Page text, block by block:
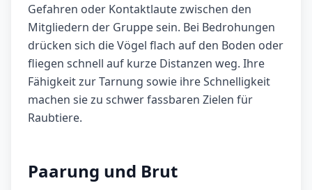
Gefahren oder Kontaktlaute zwischen den
Mitgliedern der Gruppe sein. Bei Bedrohungen
drücken sich die Vögel flach auf den Boden oder
fliegen schnell auf kurze Distanzen weg. Ihre
Fähigkeit zur Tarnung sowie ihre Schnelligkeit
machen sie zu schwer fassbaren Zielen für
Raubtiere.
Paarung und Brut